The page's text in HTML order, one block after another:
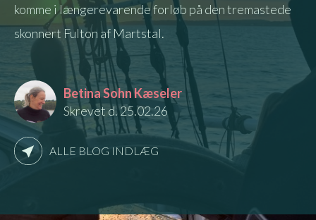
komme i længerevarende forløb på den tremastede
skonnert Fulton af Martstal.
Betina Sohn Kæseler
Skrevet d. 25.02.26
ALLE BLOG INDLÆG